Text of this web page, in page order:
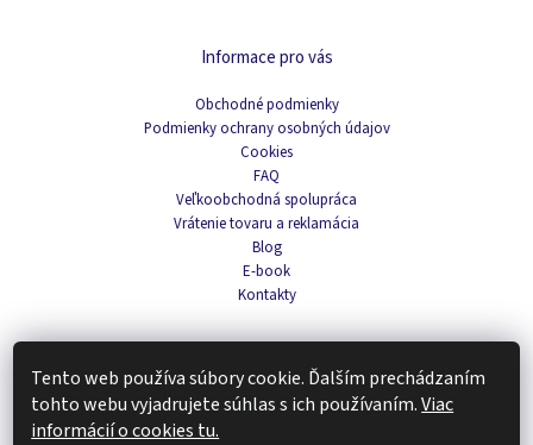
Tento web používa súbory cookie. Ďalším prechádzaním
tohto webu vyjadrujete súhlas s ich používaním.Viac
informácií o cookies tu.
Informace pro vás
Obchodné podmienky
Podmienky ochrany osobných údajov
Cookies
FAQ
Veľkoobchodná spolupráca
Vrátenie tovaru a reklamácia
Blog
E-book
Kontakty
Navigace